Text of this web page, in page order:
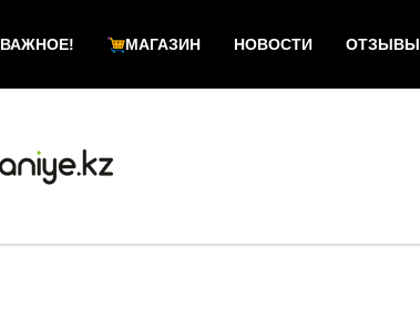
ВАЖНОЕ! МАГАЗИН НОВОСТИ ОТЗЫВЫ